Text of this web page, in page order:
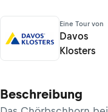
Eine Tour von
Davos
Klosters
Beschreibung